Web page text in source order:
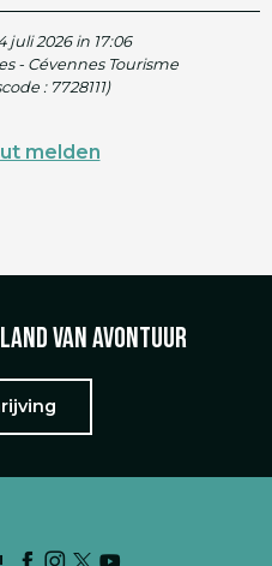
2026 in 17:06
- Cévennes Tourisme
: 7728111)
melden
van avontuur